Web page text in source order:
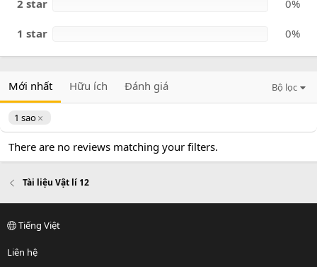
2 star 0%
1 star 0%
Mới nhất Hữu ích Đánh giá Bộ lọc
1 sao
There are no reviews matching your filters.
Tài liệu Vật lí 12
Tiếng Việt
Liên hệ